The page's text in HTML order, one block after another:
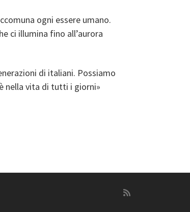
ogni essere umano.
ci illumina fino all’aurora
di italiani. Possiamo
nella vita di tutti i giorni»